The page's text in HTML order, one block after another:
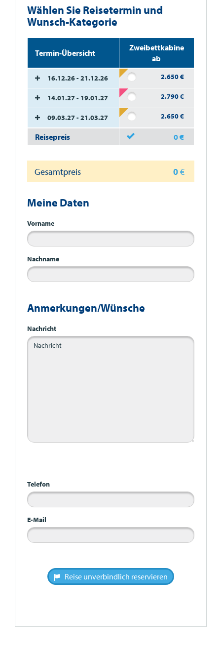
Wählen Sie Reisetermin und
Wunsch-Kategorie
Termin-Übersicht
Zweibettkabine
ab
Reisepreis 0€
16.12.26 - 21.12.26 2.650€
14.01.27 - 19.01.27 2.790€
09.03.27 - 21.03.27 2.650€
Gesamtpreis 0€
Meine Daten
Vorname
Nachname
Anmerkungen/Wünsche
Nachricht
Telefon
E-Mail
Reise unverbindlich reservieren